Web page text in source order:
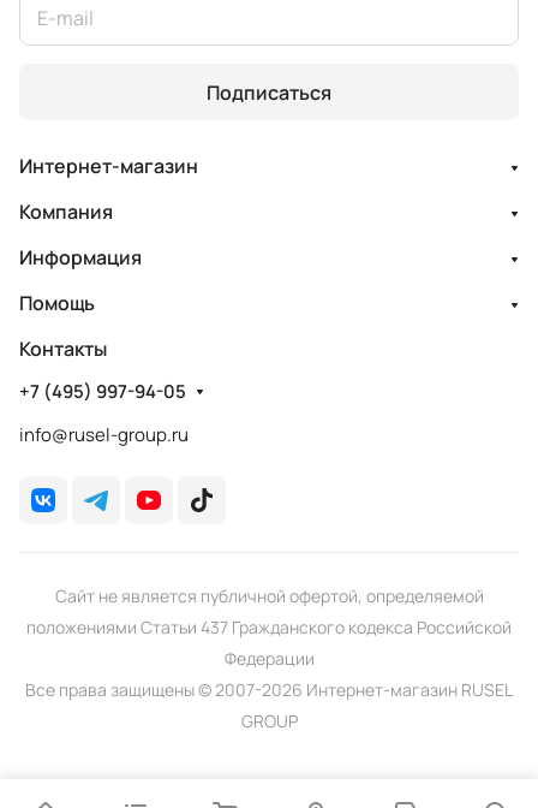
Подписаться
Интернет-магазин
Компания
Информация
Помощь
Контакты
+7 (495) 997-94-05
info@rusel-group.ru
Сайт не является публичной офертой, определяемой
положениями Статьи 437 Гражданского кодекса Российской
Федерации
Все права защищены © 2007-2026 Интернет-магазин RUSEL
GROUP